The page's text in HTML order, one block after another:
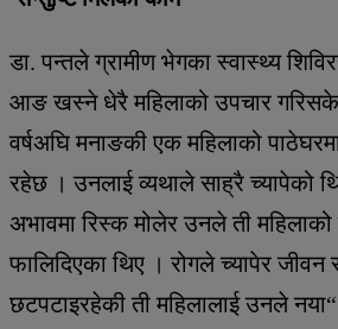
डा. पन्तले ग्रामीण भेगका स्वास्थ्य
आङ खस्ने धेरै महिलाको उपचार
वर्षअघि मनाङकी एक महिलाको
रहेछ । उनलाई व्यथाले साह्रै च्यापेको
अभावमा रिस्क मोलेर उनले ती
फालिदिएका थिए । रोगले च्यापेर जीवन
छटपटाइरहेकी ती महिलालाई उनले